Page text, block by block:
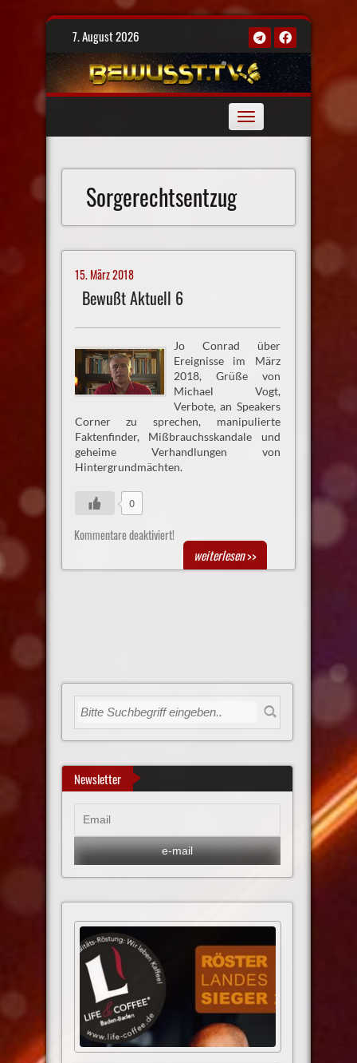
Skip
7. August 2026
Toggle
navigation
Sorgerechtsentzug
15. März 2018
Bewußt Aktuell 6
Jo Conrad über
Ereignisse im März
2018, Grüße von
Michael Vogt,
Verbote, an Speakers
Corner zu sprechen, manipulierte
Faktenfinder, Mißbrauchsskandale und
geheime Verhandlungen von
Hintergrundmächten.
0
Kommentare deaktiviert!
weiterlesen>>
Newsletter